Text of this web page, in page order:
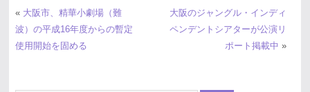
« 大阪市、精華小劇場（難
波）の平成16年度からの暫定
使用開始を固める
大阪のジャングル・インディ
ペンデントシアターが公演リ
ポート掲載中 »